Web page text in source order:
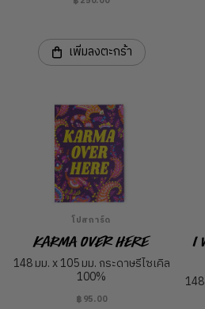
เพิ่มลงตะกร้า
โปสการ์ด
Karma over Here
148 มม. x 105 มม. กระดาษรีไซเคิล
100%
฿95.00
I